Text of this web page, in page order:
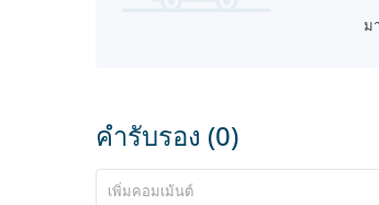
ม
คำรับรอง (0)